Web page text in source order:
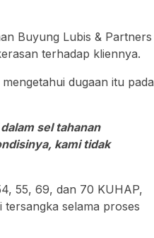
Buyung Lubis & Partners
terhadap kliennya.
dugaan itu pada
sel tahanan
kami tidak
55, 69, dan 70 KUHAP,
selama proses